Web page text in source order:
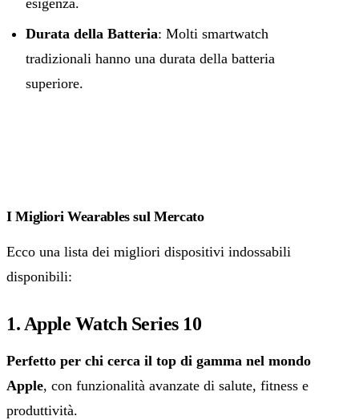
esigenza.
Durata della Batteria: Molti smartwatch
tradizionali hanno una durata della batteria
superiore.
I Migliori Wearables sul Mercato
Ecco una lista dei migliori dispositivi indossabili
disponibili:
1. Apple Watch Series 10
Perfetto per chi cerca il top di gamma nel mondo
Apple, con funzionalità avanzate di salute, fitness e
produttività.